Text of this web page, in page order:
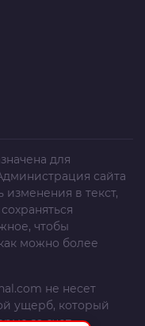
для
сайта
изменения в текст,
чтобы
можно более
не несет
ущерб, который
за счет